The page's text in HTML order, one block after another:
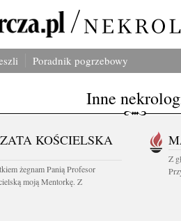
Poradnik pogrzebowy
Inne
KOŚCIELSKA
żegnam Panią Profesor
moją Mentorkę. Z
Z